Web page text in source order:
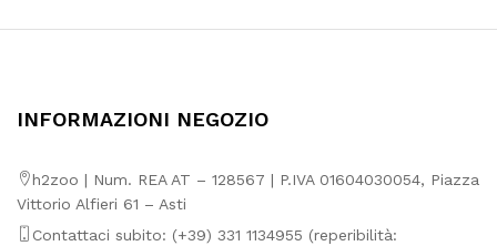
INFORMAZIONI NEGOZIO
h2zoo | Num. REA AT – 128567 | P.IVA 01604030054, Piazza
Vittorio Alfieri 61 – Asti
Contattaci subito: (+39) 331 1134955 (reperibilità: